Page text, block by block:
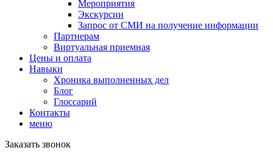
Мероприятия
Экскурсии
Запрос от СМИ на получение информации
Партнерам
Виртуальная приемная
Цены и оплата
Навыки
Хроника выполненных дел
Блог
Глоссарий
Контакты
меню
Заказать звонок